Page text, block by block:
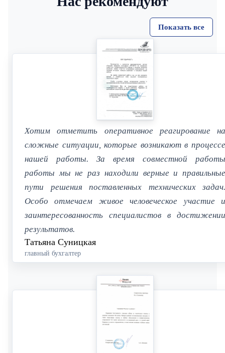
Показать все
Хотим отметить оперативное реагирование на
сложные ситуации, которые возникают в процессе
нашей работы. За время совместной работы
работы мы не раз находили верные и правильные
пути решения поставленных технических задач.
Особо отмечаем живое человеческое участие и
заинтересованность специалистов в достижении
результатов.
Татьяна Суницкая
главный бухгалтер